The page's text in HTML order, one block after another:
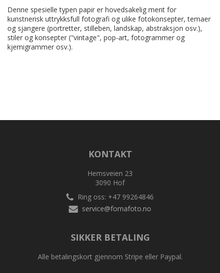
Denne spesielle typen papir er hovedsakelig ment for
kunstnerisk uttrykksfull fotografi og ulike fotokonsepter, temaer
og sjangere (portretter, stilleben, landskap, abstraksjon osv.),
stiler og konsepter ("vintage", pop-art, fotogrammer og
kjemigrammer osv.).
KONTAKT
Hemsveien 23
3090 Hof
Ring oss: +47 99264846
service@fomafoto.no
SIKKER BETALING
Alle betalingskort gjennom Stripe eller Paypal.